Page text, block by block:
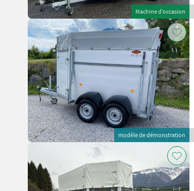
Machine d’occasion
modèle de démonstration